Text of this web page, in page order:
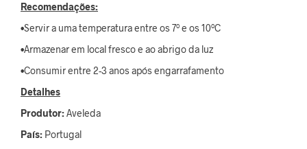
Recomendações:
•Servir a uma temperatura entre os 7º e os 10ºC
•Armazenar em local fresco e ao abrigo da luz
•Consumir entre 2-3 anos após engarrafamento
Detalhes
Produtor:Aveleda
País: Portugal